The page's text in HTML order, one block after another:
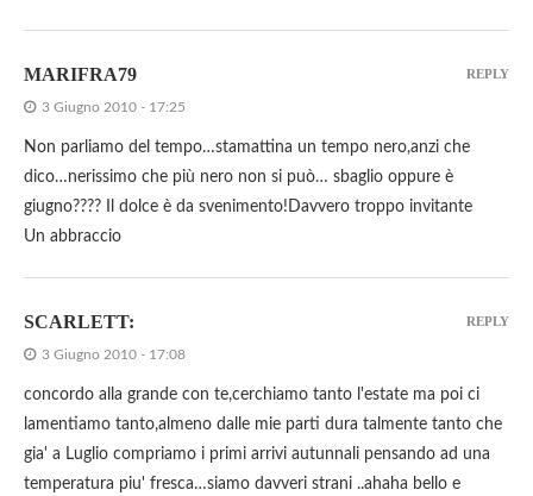
MARIFRA79
3 Giugno 2010 - 17:25
Non parliamo del tempo…stamattina un tempo nero,anzi che
dico…nerissimo che più nero non si può… sbaglio oppure è
giugno???? Il dolce è da svenimento!Davvero troppo invitante
Un abbraccio
REPLY
SCARLETT:
3 Giugno 2010 - 17:08
concordo alla grande con te,cerchiamo tanto l'estate ma poi ci
lamentiamo tanto,almeno dalle mie parti dura talmente tanto che
gia' a Luglio compriamo i primi arrivi autunnali pensando ad una
temperatura piu' fresca…siamo davveri strani ..ahaha bello e
REPLY